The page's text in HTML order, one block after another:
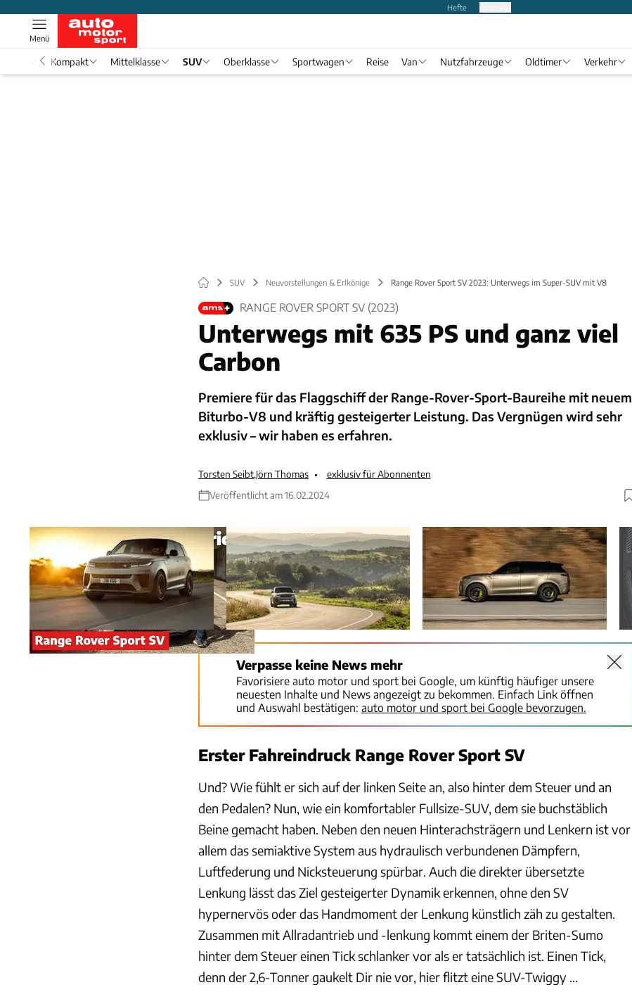
Hefte
Menü
Kompakt Mittelklasse SUV Oberklasse Sportwagen Reise Van Nutzfahrzeuge Oldtimer Verkehr
SUV Neuvorstellungen & Erlkönige Range Rover Sport SV 2023: Unterwegs im Super-SUV mit V8
RANGE ROVER SPORT SV (2023)
Unterwegs mit 635 PS und ganz viel
Carbon
Premiere für das Flaggschiff der Range-Rover-Sport-Baureihe mit neuem
Biturbo-V8 und kräftig gesteigerter Leistung. Das Vergnügen wird sehr
exklusiv – wir haben es erfahren.
Torsten Seibt,Jörn Thomas
exklusiv für Abonnenten
Veröffentlicht am 16.02.2024
Verpasse keine News mehr
Favorisiere auto motor und sport bei Google, um künftig häufiger unsere
neuesten Inhalte und News angezeigt zu bekommen. Einfach Link öffnen
und Auswahl bestätigen: auto motor und sport bei Google bevorzugen.
Erster Fahreindruck Range Rover Sport SV
Und? Wie fühlt er sich auf der linken Seite an, also hinter dem Steuer und an
den Pedalen? Nun, wie ein komfortabler Fullsize-SUV, dem sie buchstäblich
Beine gemacht haben. Neben den neuen Hinterachsträgern und Lenkern ist vor
allem das semiaktive System aus hydraulisch verbundenen Dämpfern,
Luftfederung und Nicksteuerung spürbar. Auch die direkter übersetzte
Lenkung lässt das Ziel gesteigerter Dynamik erkennen, ohne den SV
hypernervös oder das Handmoment der Lenkung künstlich zäh zu gestalten.
Zusammen mit Allradantrieb und -lenkung kommt einem der Briten-Sumo
hinter dem Steuer einen Tick schlanker vor als er tatsächlich ist. Einen Tick,
denn der 2,6-Tonner gaukelt Dir nie vor, hier flitzt eine SUV-Twiggy ...